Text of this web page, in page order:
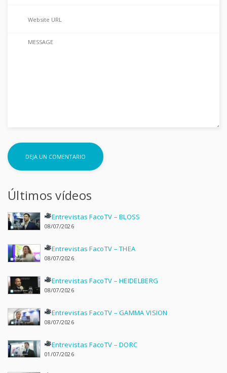
Últimos vídeos
Entrevistas FacoTV – BLOSS
08/07/2026
Entrevistas FacoTV – THEA
08/07/2026
Entrevistas FacoTV – HEIDELBERG
08/07/2026
Entrevistas FacoTV – GAMMA VISION
08/07/2026
Entrevistas FacoTV – DORC
01/07/2026